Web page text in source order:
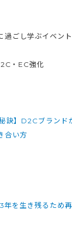
過ごし学ぶイベン
・EC強化
訣】D2Cブランド
合い方
を生き残るため